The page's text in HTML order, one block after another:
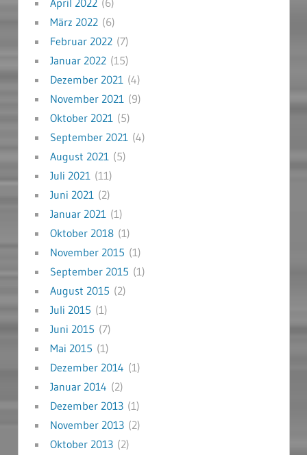
März 2022(6)
Februar 2022(7)
Januar 2022(15)
Dezember 2021 (4)
November 2021 (9)
Oktober 2021 (5)
September 2021 (4)
August 2021 (5)
Juli 2021 (11)
Juni 2021 (2)
Januar 2021 (1)
Oktober 2018(1)
November 2015 (1)
September 2015 (1)
August 2015 (2)
Juli 2015 (1)
Juni 2015 (7)
Mai 2015 (1)
Dezember 2014 (1)
Januar 2014 (2)
Dezember 2013(1)
November 2013(2)
Oktober 2013(2)